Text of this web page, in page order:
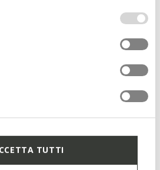
anche scegliere quali cookies ed
autorizzare. Per maggiori
in qualsiasi momento le
la nostra
TUTTI